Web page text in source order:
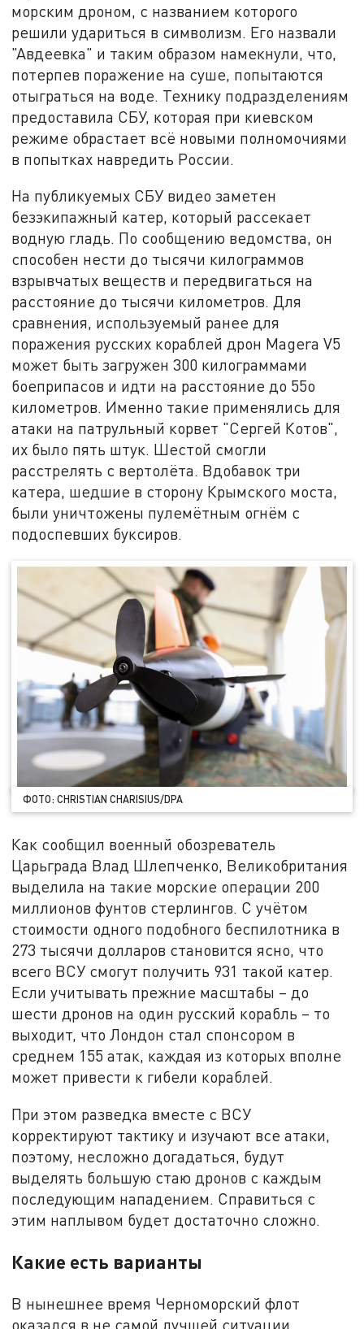
морским дроном, с названием которого
решили удариться в символизм. Его назвали
"Авдеевка" и таким образом намекнули, что,
потерпев поражение на суше, попытаются
отыграться на воде. Технику подразделениям
предоставила СБУ, которая при киевском
режиме обрастает всё новыми полномочиями
в попытках навредить России.
На публикуемых СБУ видео заметен
безэкипажный катер, который рассекает
водную гладь. По сообщению ведомства, он
способен нести до тысячи килограммов
взрывчатых веществ и передвигаться на
расстояние до тысячи километров. Для
сравнения, используемый ранее для
поражения русских кораблей дрон Magera V5
может быть загружен 300 килограммами
боеприпасов и идти на расстояние до 55о
километров. Именно такие применялись для
атаки на патрульный корвет "Сергей Котов",
их было пять штук. Шестой смогли
расстрелять с вертолёта. Вдобавок три
катера, шедшие в сторону Крымского моста,
были уничтожены пулемётным огнём с
подоспевших буксиров.
ФОТО: CHRISTIAN CHARISIUS/DPA
Как сообщил военный обозреватель
Царьграда Влад Шлепченко, Великобритания
выделила на такие морские операции 200
миллионов фунтов стерлингов. С учётом
стоимости одного подобного беспилотника в
273 тысячи долларов становится ясно, что
всего ВСУ смогут получить 931 такой катер.
Если учитывать прежние масштабы – до
шести дронов на один русский корабль – то
выходит, что Лондон стал спонсором в
среднем 155 атак, каждая из которых вполне
может привести к гибели кораблей.
При этом разведка вместе с ВСУ
корректируют тактику и изучают все атаки,
поэтому, несложно догадаться, будут
выделять большую стаю дронов с каждым
последующим нападением. Справиться с
этим наплывом будет достаточно сложно.
Какие есть варианты
В нынешнее время Черноморский флот
оказался в не самой лучшей ситуации,